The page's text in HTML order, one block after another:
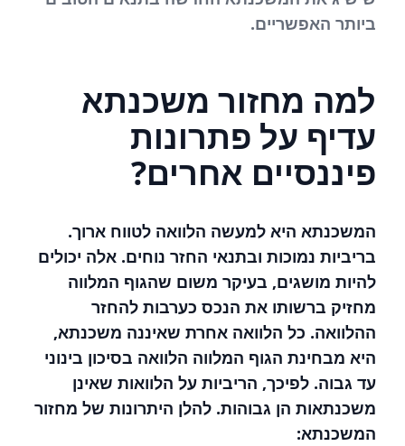
ביותר האפשריים.
למה מחזור משכנתא
עדיף על פתרונות
פיננסיים אחרים?
המשכנתא היא למעשה הלוואה לטווח ארוך.
בריביות נמוכות ובתנאי החזר נוחים. אלה יכולים
להיות מושגים, בעיקר משום שהגוף המלווה
מחזיק ברשותו את הנכס כערבות להחזר
ההלוואה. כל הלוואה אחרת שאיננה משכנתא,
היא מבחינת הגוף המלווה הלוואה בסיכון בינוני
עד גבוה. לפיכך, הריביות על הלוואות שאינן
משכנתאות הן גבוהות. להלן היתרונות של מחזור
המשכנתא: